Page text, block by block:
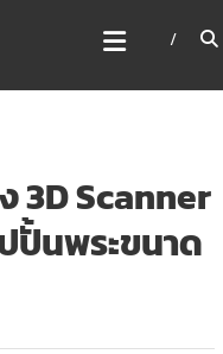
3D Scanner
ปั้นพระขนาด